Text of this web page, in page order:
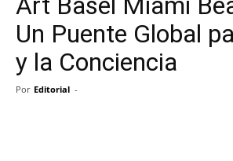
Un Puente Global
y la Conciencia
Por Editorial -